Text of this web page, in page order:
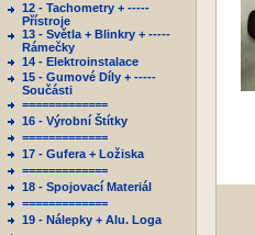
12 - Tachometry + -----
Přístroje
13 - Světla + Blinkry + -----
Rámečky
14 - Elektroinstalace
15 - Gumové Díly + -----
Součásti
=============
16 - Výrobní Štítky
=============
17 - Gufera + Ložiska
=============
18 - Spojovací Materiál
=============
19 - Nálepky + Alu. Loga